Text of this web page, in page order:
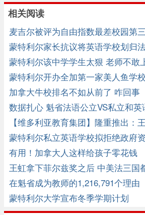
相关阅读
麦吉尔被评为自由指数最差校园第
蒙特利尔家长抗议将英语学校划归
蒙特利尔该中学学生太狠 老师不敢
卖房搬家 ...
蒙特利尔开办全加第一家美人鱼学校
加拿大牛校排名不如从前了 咋回事
数据扎心 魁省法语公立VS私立和英
【维多利亚教育集团】隆重推出：
& DevOps ...
蒙特利尔私立英语学校拟拒绝政府
空间
有用！加拿大人这样给孩子零花钱
王虹拿下菲尔兹奖之后 中美法三国
在魁省成为教师的1,216,791个理由
蒙特利尔大学宣布冬季学期计划